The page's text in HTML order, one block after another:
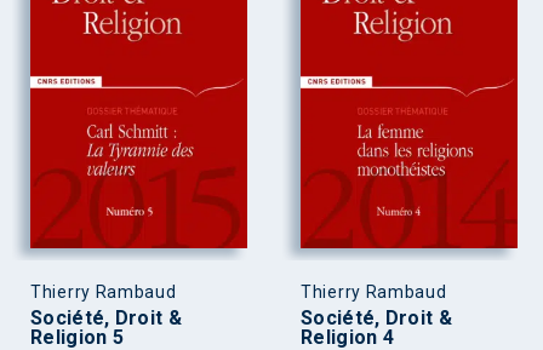
Thierry Rambaud
Société, Droit &
Religion 5
Thierry Rambaud
Société, Droit &
Religion 4